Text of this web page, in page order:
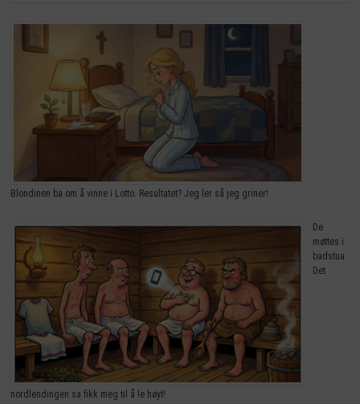
Blondinen ba om å vinne i Lotto. Resultatet? Jeg ler så jeg griner!
De
møttes i
badstua.
Det
nordlendingen sa fikk meg til å le høyt!